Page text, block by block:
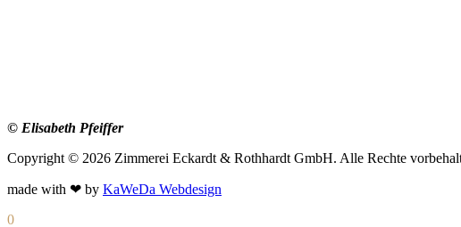
© Elisabeth Pfeiffer
Copyright © 2026 Zimmerei Eckardt & Rothhardt GmbH. Alle Rechte
made with ❤ by KaWeDa Webdesign
0